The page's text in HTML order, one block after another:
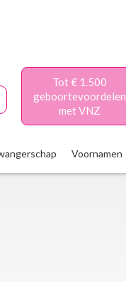
Tot € 1.500
geboortevoordelen
met VNZ
Voornamen